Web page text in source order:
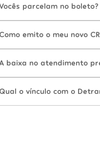
parcelam no boleto?
Como emito o meu novo
A baixa no atendimento
Qual o vínculo com o